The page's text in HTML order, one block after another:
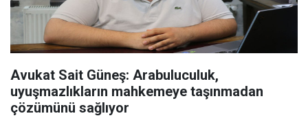
Avukat Sait Güneş: Arabuluculuk,
uyuşmazlıkların mahkemeye taşınmadan
çözümünü sağlıyor